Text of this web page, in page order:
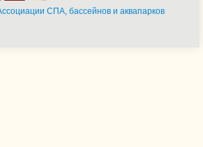
СПА, бассейнов и аквапарков